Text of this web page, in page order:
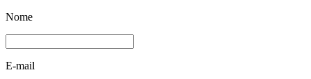
Nome
E-mail